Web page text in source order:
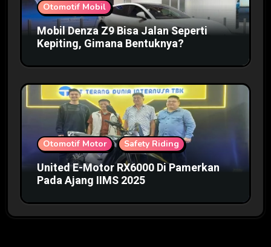
Otomotif Mobil
Mobil Denza Z9 Bisa Jalan Seperti
Kepiting, Gimana Bentuknya?
Otomotif Motor Safety Riding
United E-Motor RX6000 Di Pamerkan
Pada Ajang IIMS 2025